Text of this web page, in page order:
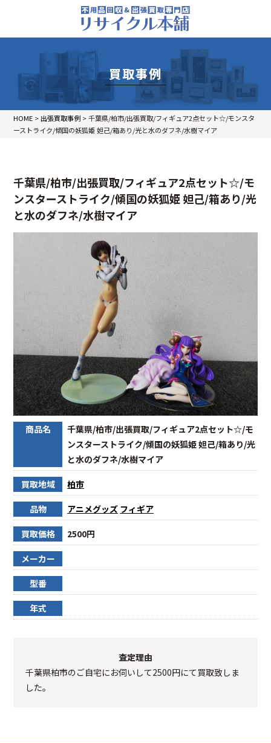
買取事例
HOME > 出張買取事例 >千葉県/柏市/出張買取/フィギュア2点セット☆/モンスタ
ーストライク/傾国の妖狐姫 妲己/箱あり/光と水のダフネ/水樹マイア
千葉県/柏市/出張買取/フィギュア2点セット☆/モ
ンスターストライク/傾国の妖狐姫 妲己/箱あり/光
と水のダフネ/水樹マイア
商品名
千葉県/柏市/出張買取/フィギュア2点セット☆/モ
ンスターストライク/傾国の妖狐姫 妲己/箱あり/光
と水のダフネ/水樹マイア
買取地域 柏市
品物 アニメグッズ フィギア
買取価格 2500円
メーカー
型番
年式
査定理由
千葉県柏市のご自宅にお伺いして2500円にて買取致しま
した。